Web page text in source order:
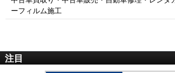
ーフィルム施工
注目